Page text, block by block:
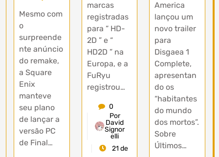
Mesmo com
o
surpreende
nte anúncio
do remake,
a Square
Enix
manteve
seu plano
de lançar a
versão PC
de Final…
marcas
registradas
para “ HD-
2D ” e “
HD2D ” na
Europa, e a
FuRyu
registrou…
0
Por
David
Signor
elli
21 de
America
lançou um
novo trailer
para
Disgaea 1
Complete,
apresentan
do os
“habitantes
do mundo
dos mortos”.
Sobre
Últimos…